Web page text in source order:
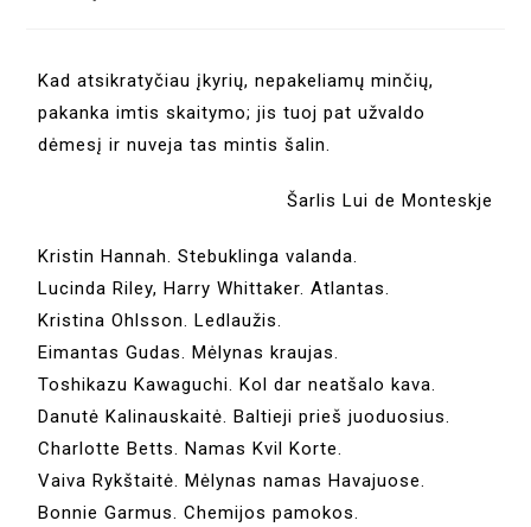
Kad atsikratyčiau įkyrių, nepakeliamų minčių,
pakanka imtis skaitymo; jis tuoj pat užvaldo
dėmesį ir nuveja tas mintis šalin.
Šarlis Lui de Monteskje
Kristin Hannah. Stebuklinga valanda.
Lucinda Riley, Harry Whittaker. Atlantas.
Kristina Ohlsson. Ledlaužis.
Eimantas Gudas. Mėlynas kraujas.
Toshikazu Kawaguchi. Kol dar neatšalo kava.
Danutė Kalinauskaitė. Baltieji prieš juoduosius.
Charlotte Betts. Namas Kvil Korte.
Vaiva Rykštaitė. Mėlynas namas Havajuose.
Bonnie Garmus. Chemijos pamokos.